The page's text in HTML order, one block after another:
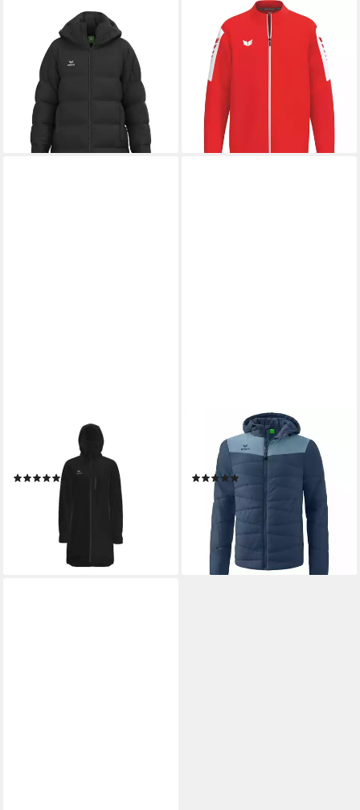
Sweatjacke Erima Premia
Parka Winterjacke Polyester
ab 76,99 €
-45%
lieferbar - in 3-4 Werktagen bei dir
Trainingsjacke erima Herren
Trainingsjacke INTRO Training
Jacket
34,99 €
lieferbar - in 2-3 Werktagen bei dir
Winterjacke erima Herren
Stadionjacke
ab 62,60 € 99,99 €
lieferbar - in 2-3 Werktagen bei dir
Winterjacke erima Kinder
Steppjacke
52,99 € UVP 99,99 €
-47%
lieferbar - in 2-3 Werktagen bei dir